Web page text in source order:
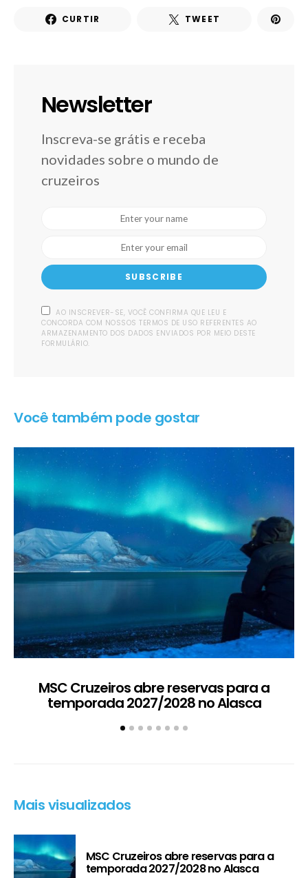
CURTIR TWEET
Newsletter
Inscreva-se grátis e receba
novidades sobre o mundo de
cruzeiros
SUBSCRIBE
AO INSCREVER-SE, VOCÊ CONFIRMA QUE LEU E
CONCORDA COM NOSSOS TERMOS DE USO REFERENTES AO
ARMAZENAMENTO DOS DADOS ENVIADOS POR MEIO DESTE
FORMULÁRIO.
Você também pode gostar
MSC Cruzeiros abre reservas para a
temporada 2027/2028 no Alasca
Mais visualizados
MSC Cruzeiros abre reservas para a
temporada 2027/2028 no Alasca